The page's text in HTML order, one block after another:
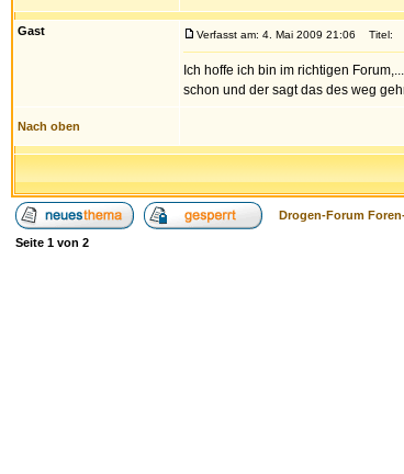
Gast Verfasst am: 4. Mai 2009 21:06 Titel:
Ich hoffe ich bin im richtigen
schon und der sagt das des weg
Nach oben
Drogen-Forum
Seite 1 von 2